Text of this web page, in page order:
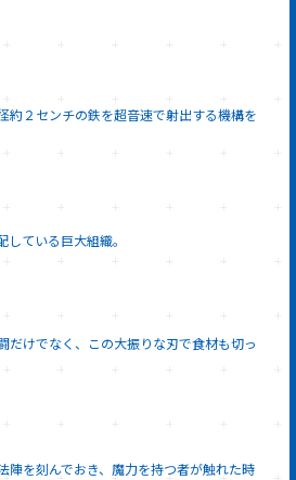
約２センチの鉄を超音速で射出する機構を
ている巨大組織。
だけでなく、この大振りな刃で食材も切っ
陣を刻んでおき、魔力を持つ者が触れた時